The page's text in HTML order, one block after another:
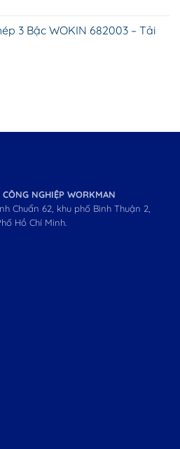
3 Bậc WOKIN 682003 – Tải
NGHIỆP WORKMAN
Chuẩn 62, khu phố Bình Thuận 2,
Hồ Chí Minh.